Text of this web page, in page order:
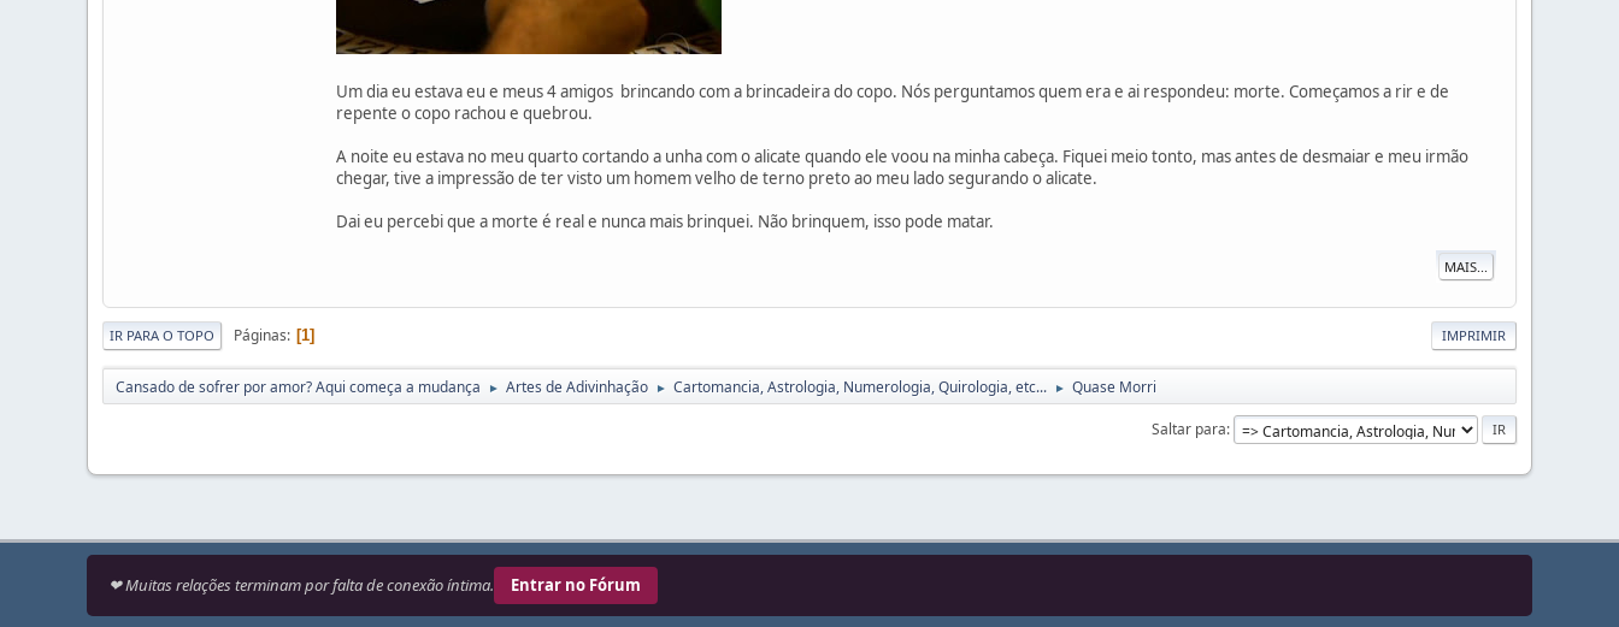
Um dia eu estava eu e meus 4 amigos brincando com a brincadeira do copo. Nós perguntamos quem era e ai respondeu: morte. Começamos a rir e de
repente o copo rachou e quebrou.
A noite eu estava no meu quarto cortando a unha com o alicate quando ele voou na minha cabeça. Fiquei meio tonto, mas antes de desmaiar e meu irmão
chegar, tive a impressão de ter visto um homem velho de terno preto ao meu lado segurando o alicate.
Dai eu percebi que a morte é real e nunca mais brinquei. Não brinquem, isso pode matar.
MAIS...
IMPRIMIR
IR PARA O TOPO Páginas 1
Cansado de sofrer por amor? Aqui começa a mudança ► Artes de Adivinhação ► Cartomancia, Astrologia, Numerologia, Quirologia, etc... ► Quase Morri
Saltar para
❤ Muitas relações terminam por falta de conexão íntima. Entrar no Fórum